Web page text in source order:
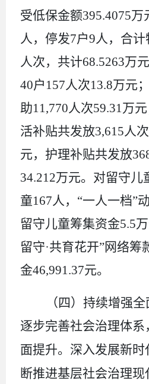
受低保金额395.4075万
人，停发7户9 人，合
人次，共计68.5263万元
40户 157 人次13.8万元
助11,770 人次59.31 万元
活补贴共发放3,615 人
元，护理补贴共发放
34.212万元。对留守儿
童167 人，“一人一档”
留守儿童筹集资金5.5
留守·共育花开”网络筹
金46,991.37元。
（四） 持续增强全
逐步完善社会治理体
面提升。 深入发展新时
断推进基层社会治理